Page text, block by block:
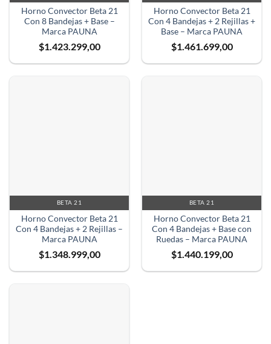
Horno Convector Beta 21
Con 8 Bandejas + Base –
Marca PAUNA
$1.423.299,00
Horno Convector Beta 21
Con 4 Bandejas + 2 Rejillas +
Base – Marca PAUNA
$1.461.699,00
BETA 21
Horno Convector Beta 21
Con 4 Bandejas + 2 Rejillas –
Marca PAUNA
$1.348.999,00
BETA 21
Horno Convector Beta 21
Con 4 Bandejas + Base con
Ruedas – Marca PAUNA
$1.440.199,00